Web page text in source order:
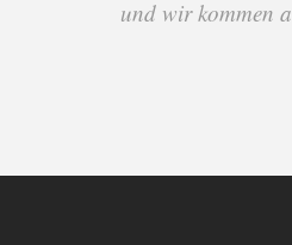
und wir kommen